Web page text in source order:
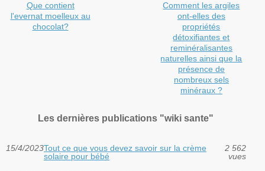
Que contient
l'evernat moelleux au
chocolat?
Comment les argiles
ont-elles des
propriétés
détoxifiantes et
reminéralisantes
naturelles ainsi que la
présence de
nombreux sels
minéraux ?
Les dernières publications "wiki sante"
15/4/2023Tout ce que vous devez savoir sur la crème
solaire pour bébé
2 562
vues